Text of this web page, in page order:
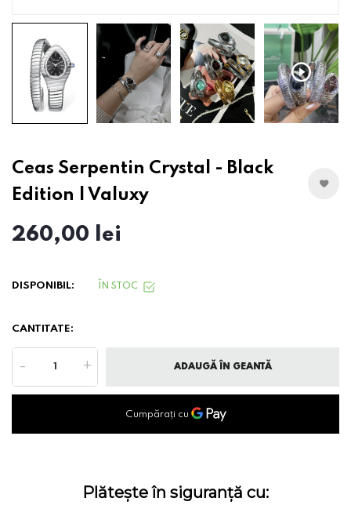
Ceas Serpentin Crystal - Black
Edition | Valuxy
260,00 lei
DISPONIBIL: ÎN STOC
CANTITATE:
- + ADAUGĂ ÎN GEANTĂ
Plătește în siguranță cu: